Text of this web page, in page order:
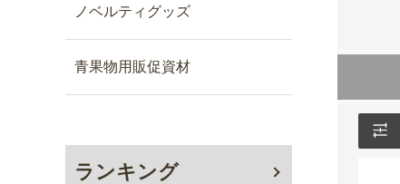
ノベルティグッズ
青果物用販促資材
ランキング